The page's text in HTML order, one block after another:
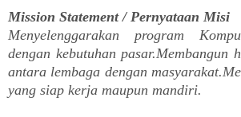
Mission Statement / Pernyataan Misi
Menyelenggarakan program
dengan kebutuhan pasar.Membangun
antara lembaga dengan
yang siap kerja maupun mandiri.